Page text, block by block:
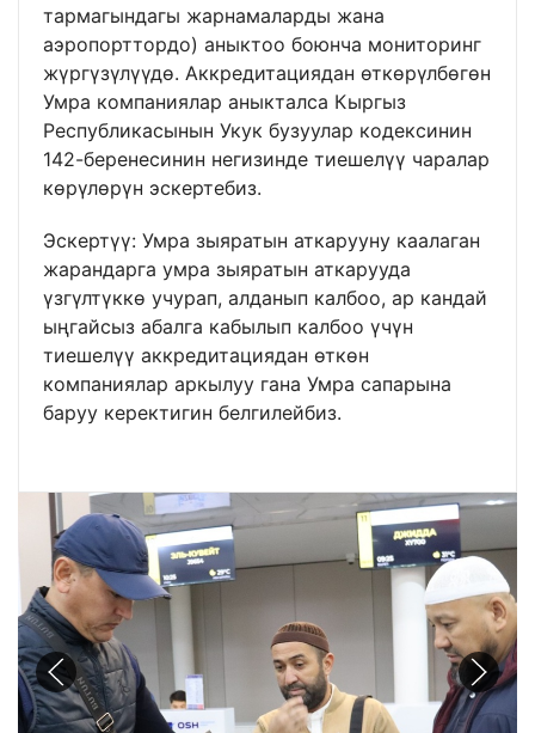
тармагындагы жарнамаларды жана
аэропорттордо) аныктоо боюнча мониторинг
жүргүзүлүүдө. Аккредитациядан өткөрүлбөгөн
Умра компаниялар аныкталса Кыргыз
Республикасынын Укук бузуулар кодексинин
142-беренесинин негизинде тиешелүү чаралар
көрүлөрүн эскертебиз.
Эскертүү: Умра зыяратын аткарууну каалаган
жарандарга умра зыяратын аткарууда
үзгүлтүккө учурап, алданып калбоо, ар кандай
ыңгайсыз абалга кабылып калбоо үчүн
тиешелүү аккредитациядан өткөн
компаниялар аркылуу гана Умра сапарына
баруу керектигин белгилейбиз.